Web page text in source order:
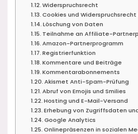
Widerspruchsrecht
Cookies und
Löschung von Daten
Teilnahme an Affiliate-
Amazon-Partnerprogramm
Registrierfunktion
Kommentare und Beiträge
Kommentarabonnements
Akismet Anti-Spam-Prüfung
Abruf von Emojis und Smilies
Hosting und E-Mail-Versand
Erhebung von Zugriffsdaten
Google Analytics
Onlinepräsenzen in sozialen